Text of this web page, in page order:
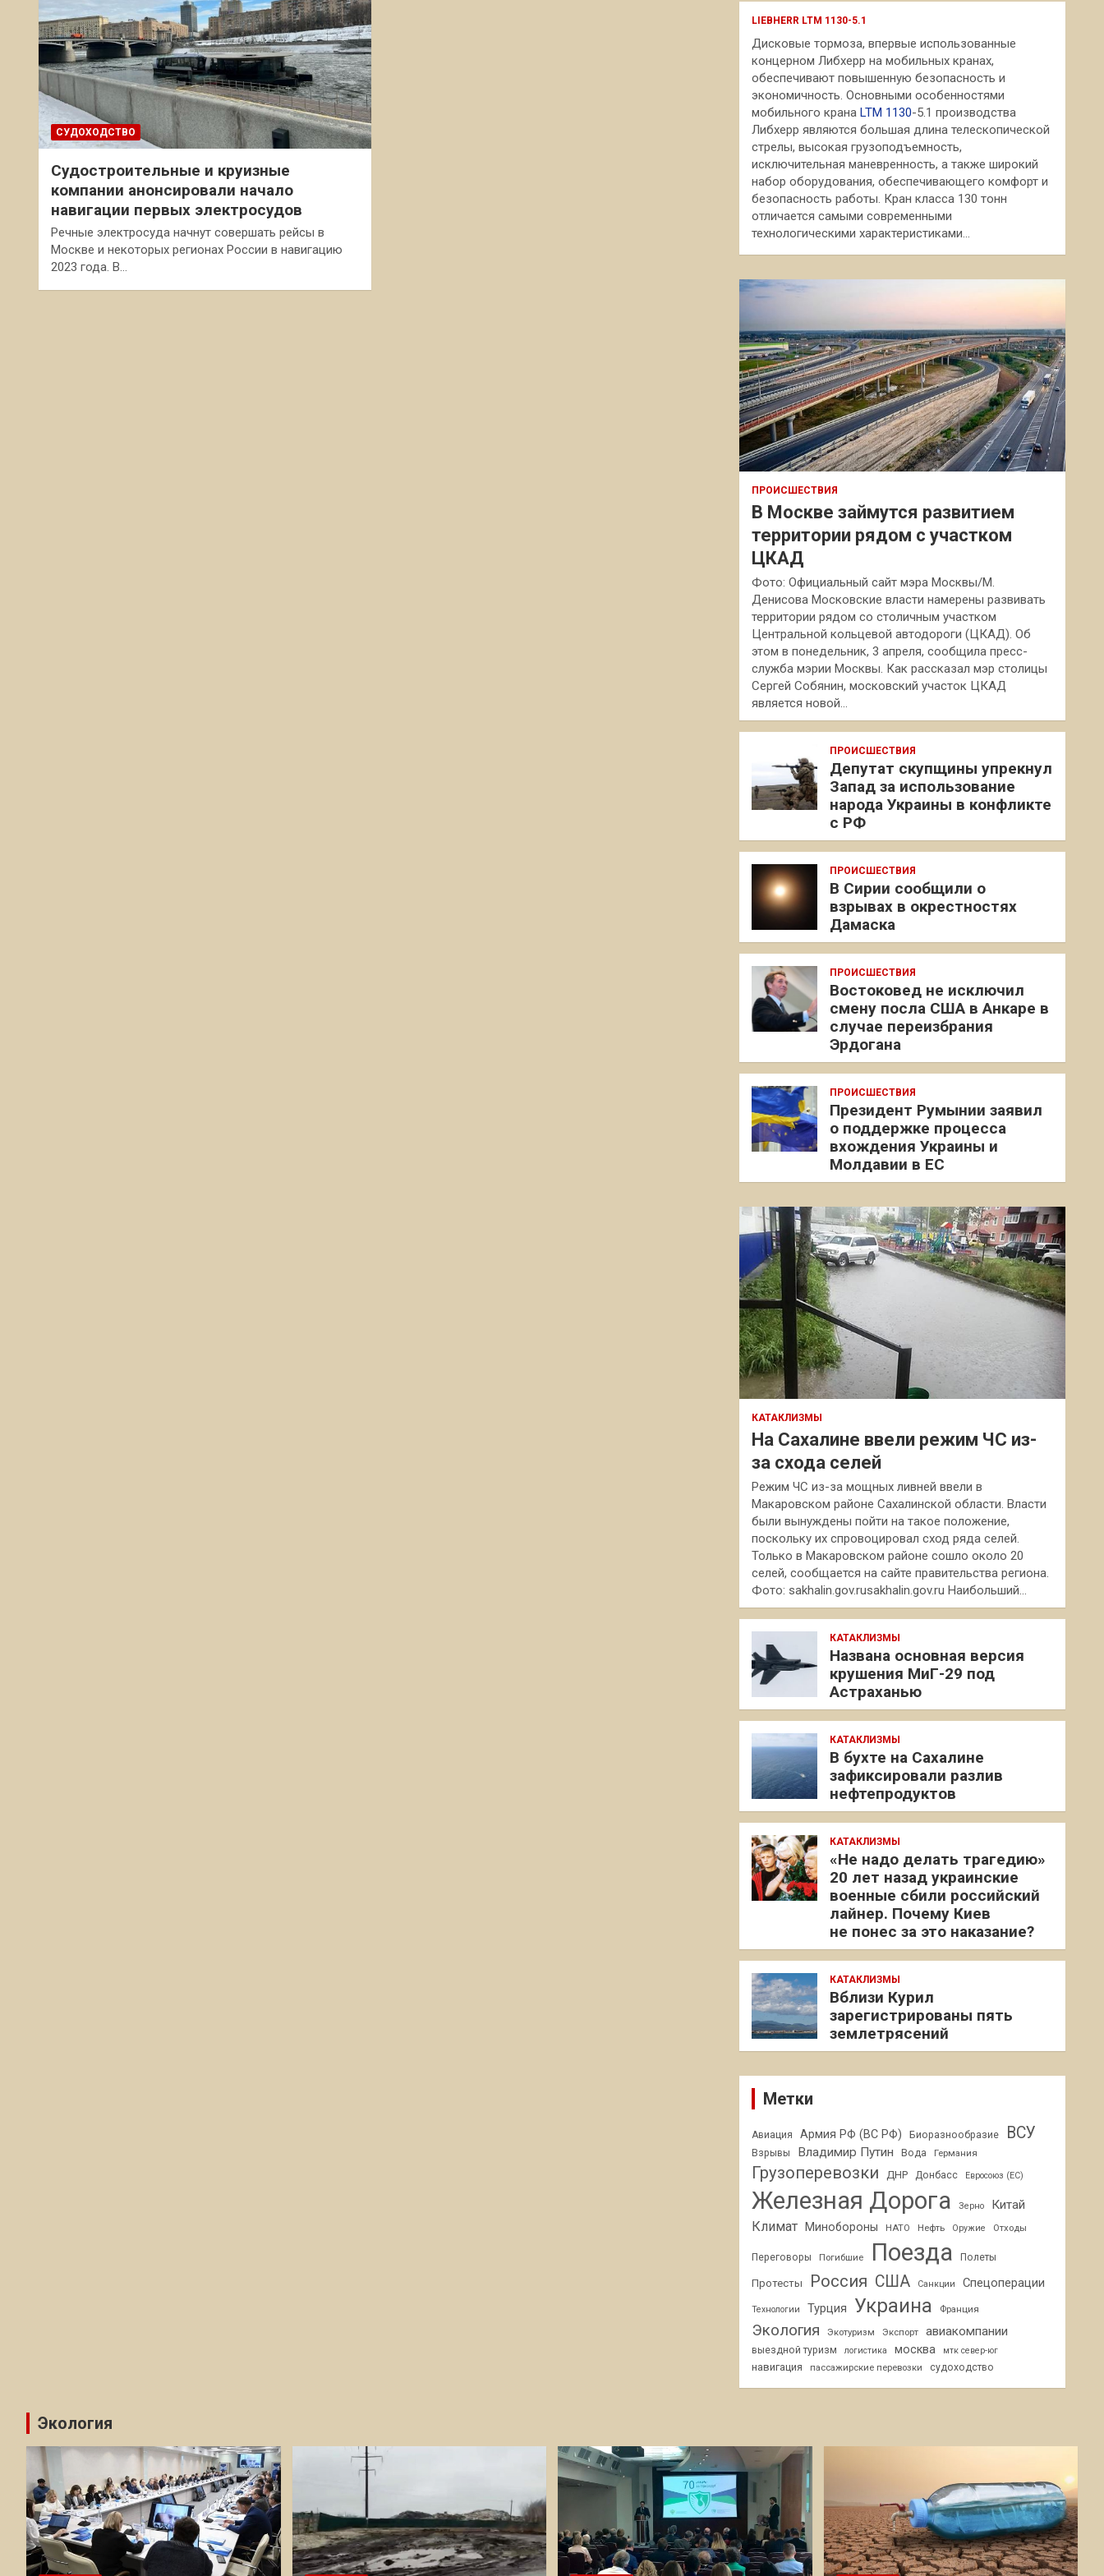
СУДОХОДСТВО
Судостроительные и круизные
компании анонсировали начало
навигации первых электросудов
Речные электросуда начнут совершать рейсы в
Москве и некоторых регионах России в навигацию
2023 года. В…
к
LIEBHERR LTM 1130-5.1
Дисковые тормоза, впервые использованные
концерном Либхерр на мобильных кранах,
обеспечивают повышенную безопасность и
экономичность. Основными особенностями
мобильного кранаLTM 1130-5.1 производства
Либхерр являются большая длина телескопической
стрелы, высокая грузоподъемность,
исключительная маневренность, а также широкий
набор оборудования, обеспечивающего комфорт и
безопасность работы. Кран класса 130 тонн
отличается самыми современными
технологическими характеристиками...
ПРОИСШЕСТВИЯ
В Москве займутся развитием
территории рядом с участком
ЦКАД
Фото: Официальный сайт мэра Москвы/М.
Денисова Московские власти намерены развивать
территории рядом со столичным участком
Центральной кольцевой автодороги (ЦКАД). Об
этом в понедельник, 3 апреля, сообщила пресс-
служба мэрии Москвы. Как рассказал мэр столицы
Сергей Собянин, московский участок ЦКАД
является новой…
ПРОИСШЕСТВИЯ
Депутат скупщины упрекнул
Запад за использование
народа Украины в конфликте
с РФ
ПРОИСШЕСТВИЯ
В Сирии сообщили о
взрывах в окрестностях
Дамаска
ПРОИСШЕСТВИЯ
Востоковед не исключил
смену посла США в Анкаре в
случае переизбрания
Эрдогана
ПРОИСШЕСТВИЯ
Президент Румынии заявил
о поддержке процесса
вхождения Украины и
Молдавии в ЕС
КАТАКЛИЗМЫ
На Сахалине ввели режим ЧС из-
за схода селей
Режим ЧС из-за мощных ливней ввели в
Макаровском районе Сахалинской области. Власти
были вынуждены пойти на такое положение,
поскольку их спровоцировал сход ряда селей.
Только в Макаровском районе сошло около 20
селей, сообщается на сайте правительства региона.
Фото: sakhalin.gov.rusakhalin.gov.ru Наибольший…
КАТАКЛИЗМЫ
Названа основная версия
крушения МиГ-29 под
Астраханью
КАТАКЛИЗМЫ
В бухте на Сахалине
зафиксировали разлив
нефтепродуктов
КАТАКЛИЗМЫ
«Не надо делать трагедию»
20 лет назад украинские
военные сбили российский
лайнер. Почему Киев
не понес за это наказание?
КАТАКЛИЗМЫ
Вблизи Курил
зарегистрированы пять
землетрясений
Метки
Авиация Армия РФ (ВС РФ) Биоразнообразие ВСУ
Взрывы Владимир Путин Вода Германия
Грузоперевозки ДНР Донбасс Евросоюз (ЕС)
Железная Дорога Зерно Китай
Климат Минобороны НАТО Нефть Оружие Отходы
Переговоры Погибшие Поезда Полеты
Протесты Россия США Санкции Спецоперации
Технологии Турция Украина Франция
Экология Экотуризм Экспорт авиакомпании
выездной туризм логистика москва мтк север-юг
навигация пассажирские перевозки судоходство
Экология